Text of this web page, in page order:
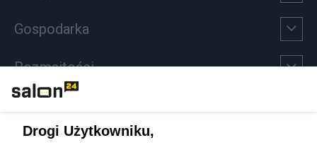
Gospodarka
Rozmaitości
Drogi Użytkowniku,